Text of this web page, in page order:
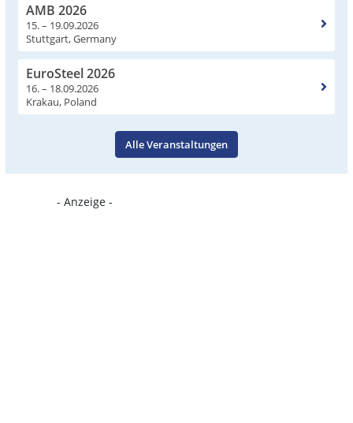
AMB 2026
15. – 19.09.2026
Stuttgart, Germany
EuroSteel 2026
16. – 18.09.2026
Krakau, Poland
Alle Veranstaltungen
- Anzeige -